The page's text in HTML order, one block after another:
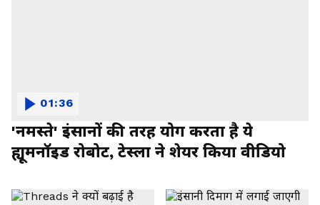
'नमस्ते' इंसानों की तरह योग करता है ये
ह्यूमनॉइड रोबोट, टेस्ला ने शेयर किया वीडियो
01:36